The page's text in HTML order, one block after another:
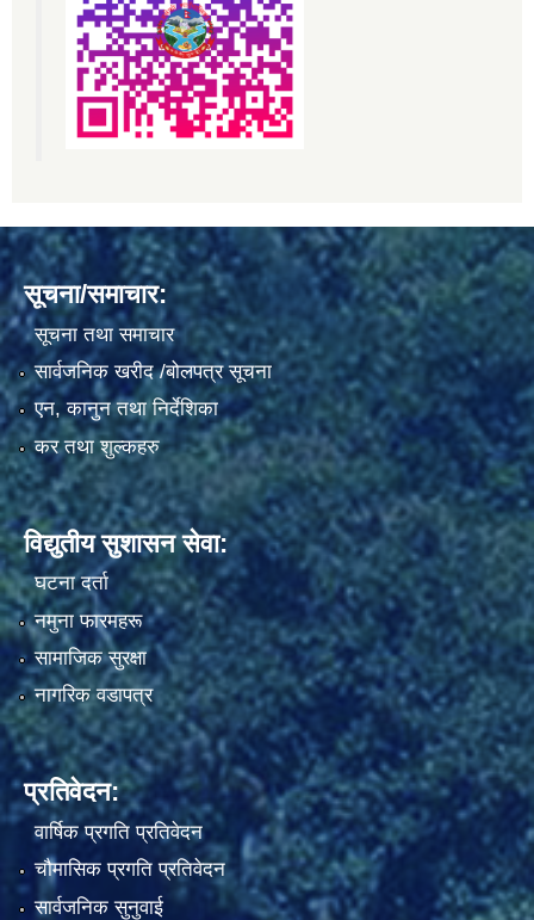
सूचना/समाचार:
सूचना तथा समाचार
सार्वजनिक खरीद /बोलपत्र सूचना
एन, कानुन तथा निर्देशिका
कर तथा शुल्कहरु
विद्युतीय सुशासन सेवा:
घटना दर्ता
नमुना फारमहरू
सामाजिक सुरक्षा
नागरिक वडापत्र
प्रतिवेदन:
वार्षिक प्रगति प्रतिवेदन
चौमासिक प्रगति प्रतिवेदन
सार्वजनिक सुनुवाई